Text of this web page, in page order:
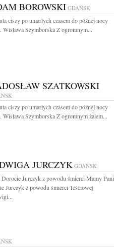
BOROWSKI GDAŃSK
ciszy po umarłych czasem do późnej nocy
Wisława Szymborska Z ogromnym...
SZATKOWSKI
ciszy po umarłych czasem do późnej nocy
Wisława Szymborska Z ogromnym żalem...
JURCZYKGDAŃSK
Dorocie Jurczyk z powodu śmierci Mamy Pani
Jurczyk z powodu śmierci Teściowej